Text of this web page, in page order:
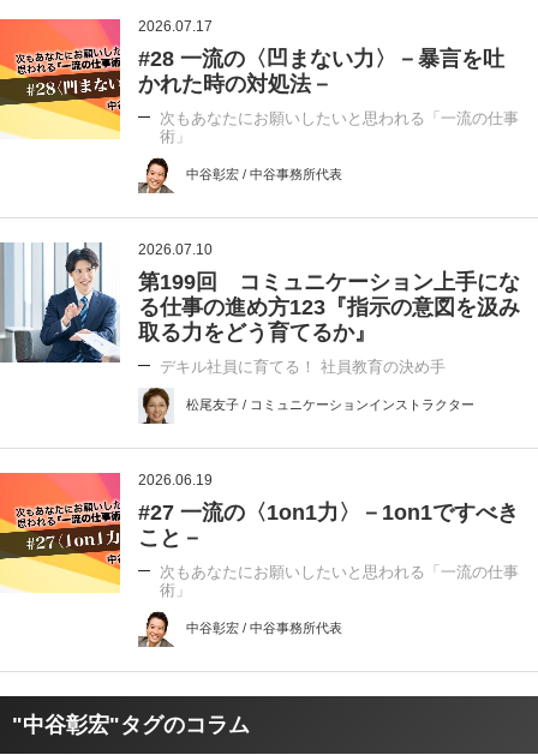
2026.07.17
#28 一流の〈凹まない力〉－暴言を吐
かれた時の対処法－
次もあなたにお願いしたいと思われる「一流の仕事
術」
中谷彰宏 / 中谷事務所代表
2026.07.10
第199回 コミュニケーション上手にな
る仕事の進め方123『指示の意図を汲み
取る力をどう育てるか』
デキル社員に育てる！ 社員教育の決め手
松尾友子 / コミュニケーションインストラクター
2026.06.19
#27 一流の〈1on1力〉－1on1ですべき
こと－
次もあなたにお願いしたいと思われる「一流の仕事
術」
中谷彰宏 / 中谷事務所代表
"中谷彰宏"タグのコラム